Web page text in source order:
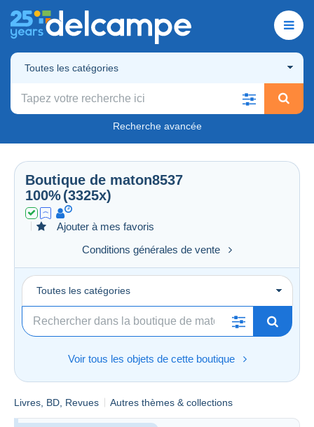
Toutes les catégories
Recherche avancée
Boutique de maton8537
100%(3325x)
Ajouter à mes favoris
Conditions générales de vente
Toutes les catégories
Voir tous les objets de cette boutique
Livres, BD, Revues Autres thèmes & collections